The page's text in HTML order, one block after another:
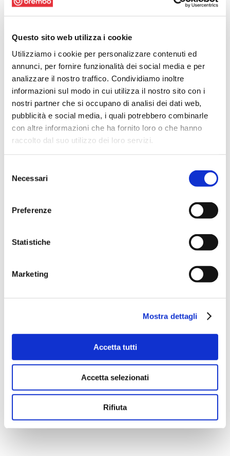
Questo sito web utilizza i cookie
Utilizziamo i cookie per personalizzare contenuti ed
annunci, per fornire funzionalità dei social media e per
analizzare il nostro traffico. Condividiamo inoltre
informazioni sul modo in cui utilizza il nostro sito con i
nostri partner che si occupano di analisi dei dati web,
pubblicità e social media, i quali potrebbero combinarle
con altre informazioni che ha fornito loro o che hanno
raccolto dal suo utilizzo dei loro servizi.
delNecessari
Preferenze
Statistiche
Marketing
Mostra dettagli
Accetta tutti
Accetta selezionati
Rifiuta